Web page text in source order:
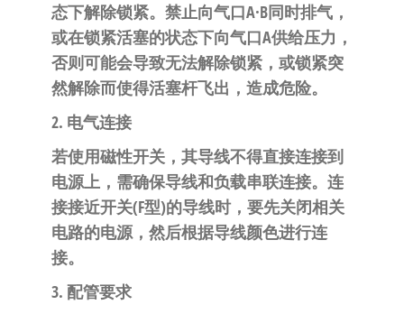
态下解除锁紧。禁止向气口A·B同时排气，
或在锁紧活塞的状态下向气口A供给压力，
否则可能会导致无法解除锁紧，或锁紧突
然解除而使得活塞杆飞出，造成危险。
2. 电气连接
若使用磁性开关，其导线不得直接连接到
电源上，需确保导线和负载串联连接。连
接接近开关(F型)的导线时，要先关闭相关
电路的电源，然后根据导线颜色进行连
接。
3. 配管要求